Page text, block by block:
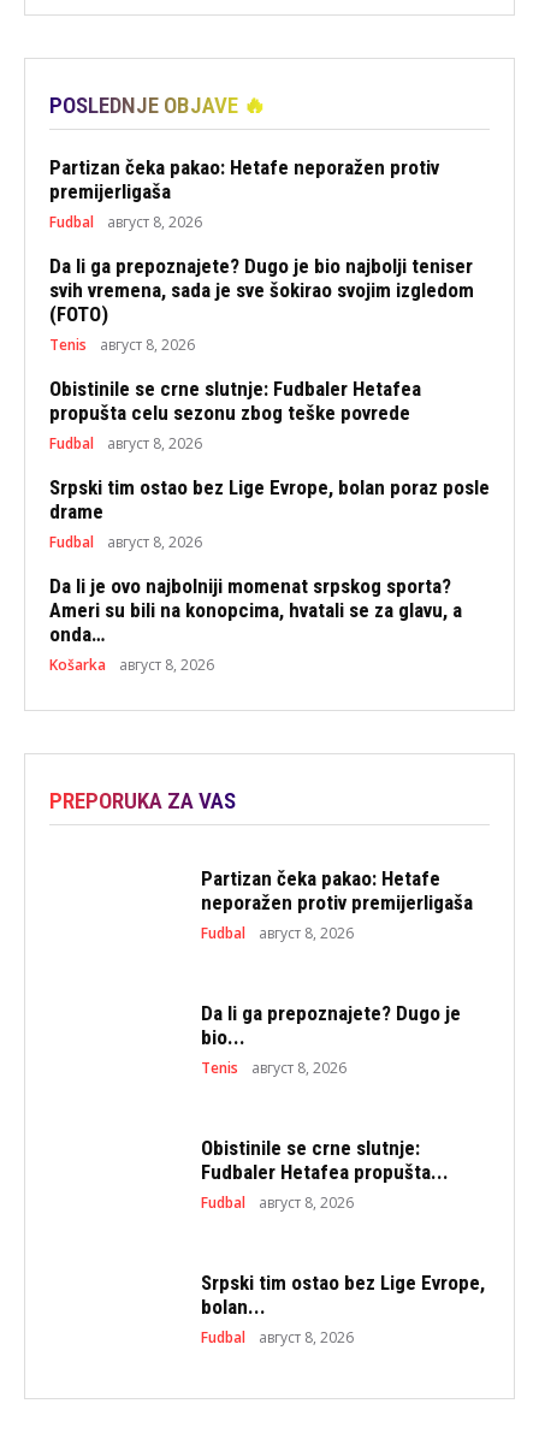
POSLEDNJE OBJAVE 🔥
Partizan čeka pakao: Hetafe neporažen protiv
premijerligaša
Fudbal август 8, 2026
Da li ga prepoznajete? Dugo je bio najbolji teniser
svih vremena, sada je sve šokirao svojim izgledom
(FOTO)
Tenis август 8, 2026
Obistinile se crne slutnje: Fudbaler Hetafea
propušta celu sezonu zbog teške povrede
Fudbal август 8, 2026
Srpski tim ostao bez Lige Evrope, bolan poraz posle
drame
Fudbal август 8, 2026
Da li je ovo najbolniji momenat srpskog sporta?
Ameri su bili na konopcima, hvatali se za glavu, a
onda…
Košarka август 8, 2026
PREPORUKA ZA VAS
Partizan čeka pakao: Hetafe
neporažen protiv premijerligaša
Fudbal август 8, 2026
Da li ga prepoznajete? Dugo je
bio...
Tenis август 8, 2026
Obistinile se crne slutnje:
Fudbaler Hetafea propušta...
Fudbal август 8, 2026
Srpski tim ostao bez Lige Evrope,
bolan...
Fudbal август 8, 2026